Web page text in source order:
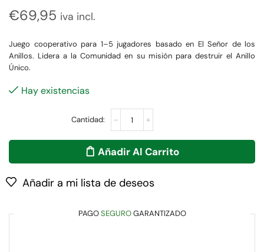
€69,95 iva incl.
Juego cooperativo para 1–5 jugadores basado en El Señor de los
Anillos. Lidera a la Comunidad en su misión para destruir el Anillo
Único.
Hay existencias
Añadir Al Carrito
Añadir a mi lista de deseos
PAGOSEGUROGARANTIZADO